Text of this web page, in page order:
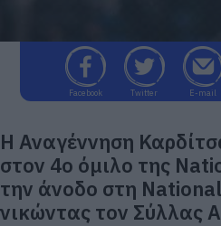
Facebook Twitter E-mail
Η Αναγέννηση
στον 4ο όμιλο της
την άνοδο στη
νικώντας τον Σύλλας